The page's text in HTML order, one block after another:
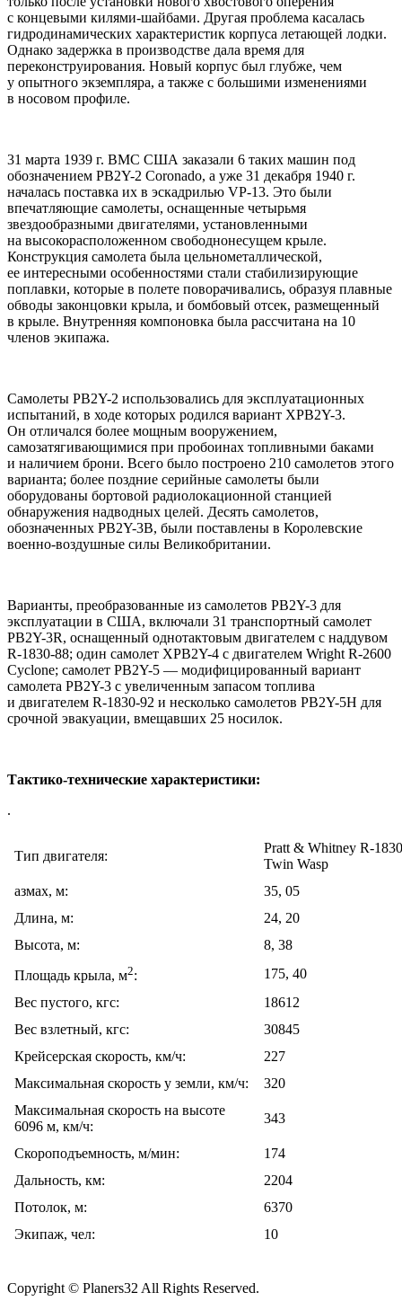
с концевыми килями-шайбами. Другая проблема касалась
гидродинамических характеристик корпуса летающей лодки.
Однако задержка в производстве дала время для
переконструирования. Новый корпус был глубже, чем
у опытного экземпляра, а также с большими изменениями
в носовом профиле.
31 марта 1939 г. ВМС США заказали 6 таких машин под
обозначением PB2Y-2 Coronado, а уже 31 декабря 1940 г.
началась поставка их в эскадрилью VP-13. Это были
впечатляющие самолеты, оснащенные четырьмя
звездообразными двигателями, установленными
на высокорасположенном свободнонесущем крыле.
Конструкция самолета была цельнометаллической,
ее интересными особенностями стали стабилизирующие
поплавки, которые в полете поворачивались, образуя плавные
обводы законцовки крыла, и бомбовый отсек, размещенный
в крыле. Внутренняя компоновка была рассчитана на 10
членов экипажа.
Самолеты PB2Y-2 использовались для эксплуатационных
испытаний, в ходе которых родился вариант XPB2Y-3.
Он отличался более мощным вооружением,
самозатягивающимися при пробоинах топливными баками
и наличием брони. Всего было построено 210 самолетов этого
варианта; более поздние серийные самолеты были
оборудованы бортовой радиолокационной станцией
обнаружения надводных целей. Десять самолетов,
обозначенных PB2Y-3B, были поставлены в Королевские
военно-воздушные силы Великобритании.
Варианты, преобразованные из самолетов PB2Y-3 для
эксплуатации в США, включали 31 транспортный самолет
PB2Y-3R, оснащенный однотактовым двигателем с наддувом
R-1830-88; один самолет XPB2Y-4 с двигателем Wright R-2600
Cyclone; самолет PB2Y-5 — модифицированный вариант
самолета PB2Y-3 с увеличенным запасом топлива
и двигателем R-1830-92 и несколько самолетов PB2Y-5H для
срочной эвакуации, вмещавших 25 носилок.
Тактико-технические характеристики:
.
Тип двигателя:
Pratt & Whitney R-
Twin Wasp
азмах, м:
35, 05
Длина, м:
24, 20
Высота, м:
8, 38
Площадь крыла, м2:
175, 40
Вес пустого, кгс:
18612
Вес взлетный, кгс:
30845
Крейсерская скорость, км/ч:
227
Максимальная скорость у земли, км/ч:
320
Максимальная скорость на высоте
6096 м, км/ч:
343
Скороподъемность, м/мин:
174
Дальность, км:
2204
Потолок, м:
6370
Экипаж, чел:
10
Copyright © Planers32 All Rights Reserved.